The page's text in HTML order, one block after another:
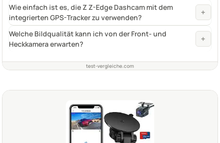
Wie einfach ist es, die Z Z-Edge Dashcam mit dem
integrierten GPS-Tracker zu verwenden?
+
Welche Bildqualität kann ich von der Front- und
Heckkamera erwarten?
+
test-vergleiche.com